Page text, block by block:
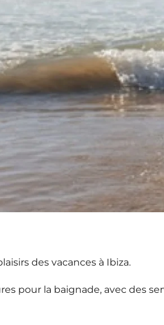
des vacances à Ibiza.
pour la baignade, avec des